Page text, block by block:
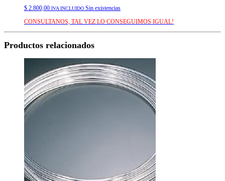
$ 2.800,00 IVA INCLUIDO Sin existencias
CONSULTANOS, TAL VEZ LO CONSEGUIMOS IGUAL!
Productos relacionados